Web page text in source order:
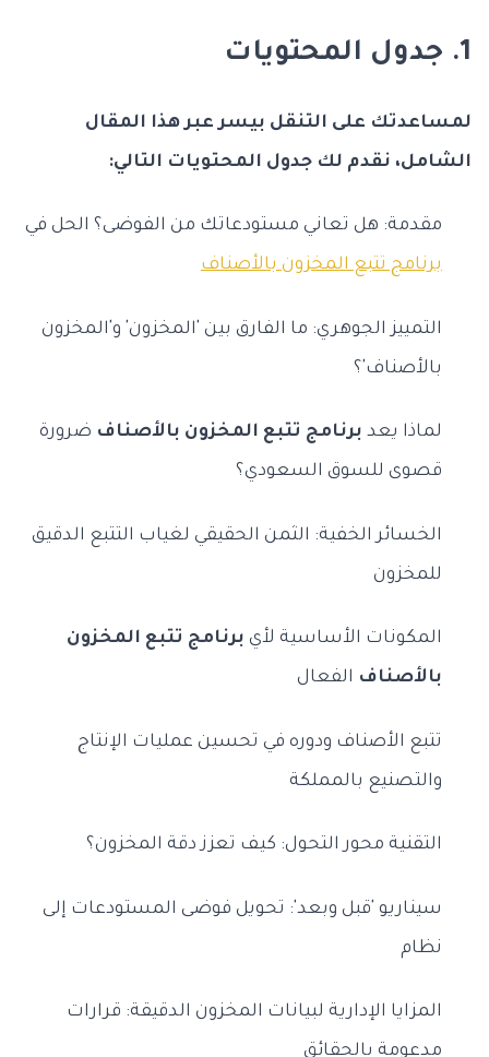
1. جدول المحتويات
لمساعدتك على التنقل بيسر عبر هذا المقال
الشامل، نقدم لك جدول المحتويات التالي:
مقدمة: هل تعاني مستودعاتك من الفوضى؟ الحل في
برنامج تتبع المخزون بالأصناف
التمييز الجوهري: ما الفارق بين 'المخزون' و'المخزون
بالأصناف'؟
لماذا يعد برنامج تتبع المخزون بالأصناف ضرورة
قصوى للسوق السعودي؟
الخسائر الخفية: الثمن الحقيقي لغياب التتبع الدقيق
للمخزون
المكونات الأساسية لأي برنامج تتبع المخزون
بالأصناف الفعال
تتبع الأصناف ودوره في تحسين عمليات الإنتاج
والتصنيع بالمملكة
التقنية محور التحول: كيف تعزز دقة المخزون؟
سيناريو 'قبل وبعد': تحويل فوضى المستودعات إلى
نظام
المزايا الإدارية لبيانات المخزون الدقيقة: قرارات
مدعومة بالحقائق